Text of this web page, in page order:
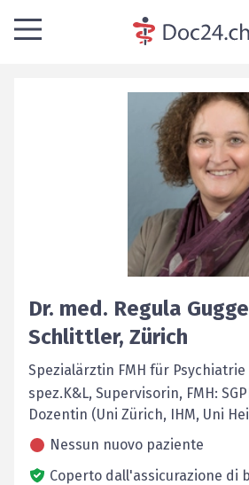
Dr. med. Regula
Schlittler, Zürich
Spezialärztin FMH für
spez.K&L, Supervisorin, FMH:
Dozentin (Uni Zürich, IHM, Uni
Nessun nuovo paziente
Coperto dall'assicurazione di